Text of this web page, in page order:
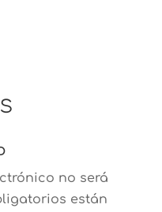
no será
están